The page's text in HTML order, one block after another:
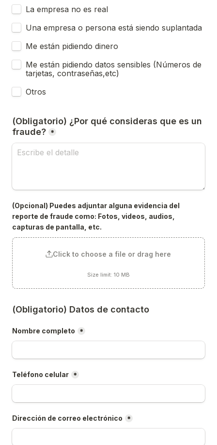
La empresa no es real
Una empresa o persona está siendo suplantada
Me están pidiendo dinero
Me están pidiendo datos sensibles (Números de
tarjetas, contraseñas,etc)
Otros
(Obligatorio) ¿Por qué consideras que es un
fraude? *
(Opcional) Puedes adjuntar alguna evidencia del
reporte de fraude como: Fotos, videos, audios,
capturas de pantalla, etc.
Click to choose a file or drag here
Size limit: 10 MB
(Obligatorio) Datos de contacto
Nombre completo *
Teléfono celular *
Dirección de correo electrónico *